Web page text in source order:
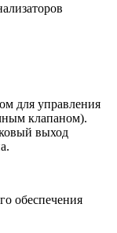
для управления
клапаном).
выход
обеспечения